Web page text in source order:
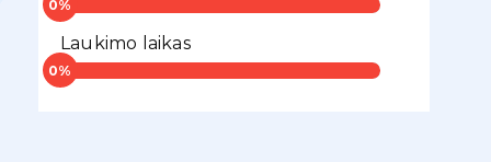
Laukimo laikas